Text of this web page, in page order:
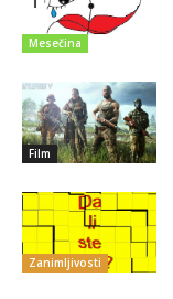
Mesečina
Film
Zanimljivosti